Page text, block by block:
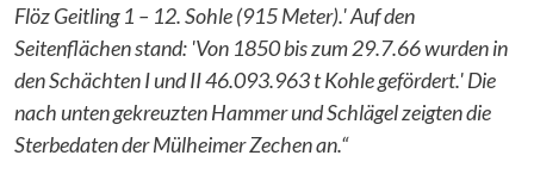
Flöz Geitling 1 – 12. Sohle (915 Meter).' Auf den
Seitenflächen stand: 'Von 1850 bis zum 29.7.66 wurden in
den Schächten I und II 46.093.963 t Kohle gefördert.' Die
nach unten gekreuzten Hammer und Schlägel zeigten die
Sterbedaten der Mülheimer Zechen an.“